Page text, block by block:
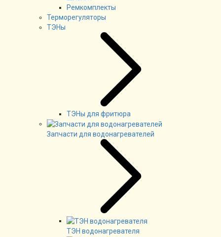
Ремкомплекты
Терморегуляторы
ТЭНы
ТЭНы для фритюра
Запчасти для водонагревателей
ТЭН водонагревателя